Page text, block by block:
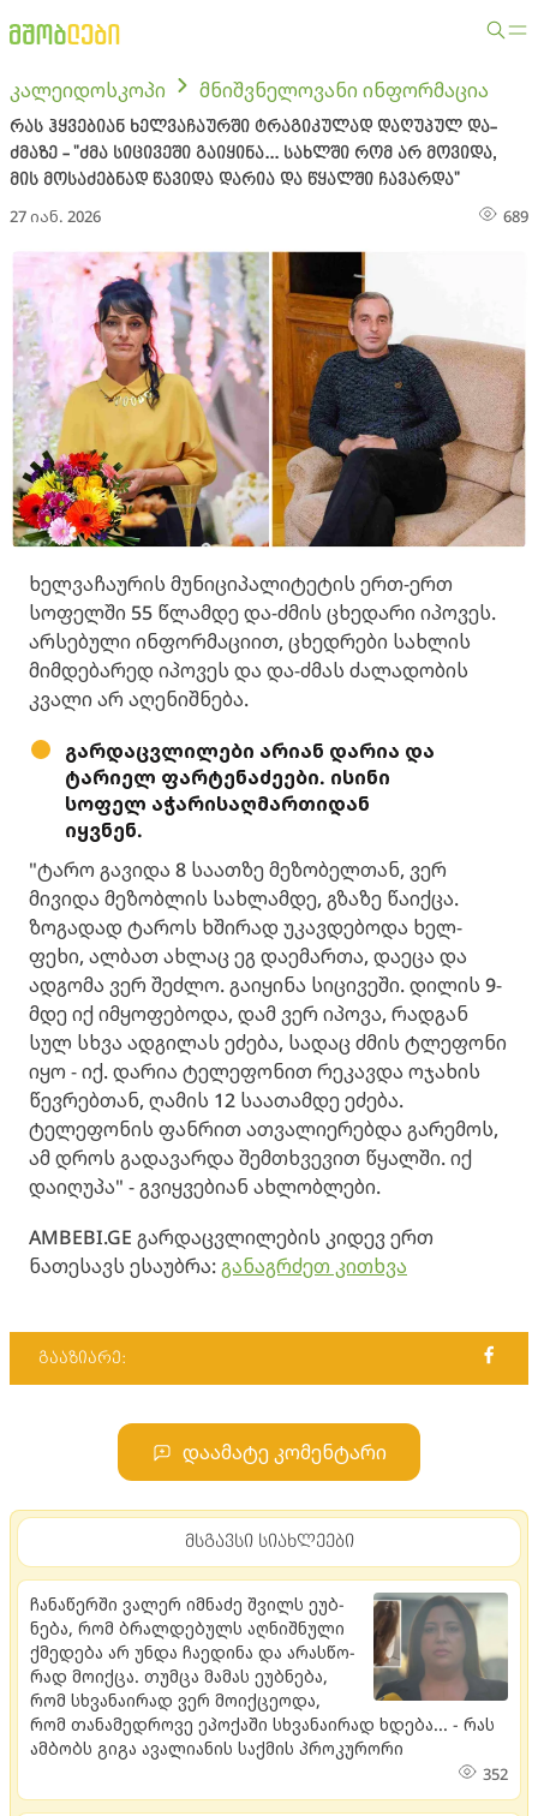
კალეიდოსკოპი მნიშვნელოვანი ინფორმაცია
რას ჰყვებიან ხელვაჩაურში ტრაგიკულად დაღუპულ და-
ძმაზე - "ძმა სიცივეში გაიყინა... სახლში რომ არ მოვიდა,
მის მოსაძებნად წავიდა დარია და წყალში ჩავარდა"
27 იან. 2026 689
ხელვაჩაურის მუნიციპალიტეტის ერთ-ერთ
სოფელში 55 წლამდე და-ძმის ცხედარი იპოვეს.
არსებული ინფორმაციით, ცხედრები სახლის
მიმდებარედ იპოვეს და და-ძმას ძალადობის
კვალი არ აღენიშნება.
გარდაცვლილები არიან დარია და
ტარიელ ფარტენაძეები. ისინი
სოფელ აჭარისაღმართიდან
იყვნენ.
"ტარო გავიდა 8 საათზე მეზობელთან, ვერ
მივიდა მეზობლის სახლამდე, გზაზე წაიქცა.
ზოგადად ტაროს ხშირად უკავდებოდა ხელ-
ფეხი, ალბათ ახლაც ეგ დაემართა, დაეცა და
ადგომა ვერ შეძლო. გაიყინა სიცივეში. დილის 9-
მდე იქ იმყოფებოდა, დამ ვერ იპოვა, რადგან
სულ სხვა ადგილას ეძება, სადაც ძმის ტლეფონი
იყო - იქ. დარია ტელეფონით რეკავდა ოჯახის
წევრებთან, ღამის 12 საათამდე ეძება.
ტელეფონის ფანრით ათვალიერებდა გარემოს,
ამ დროს გადავარდა შემთხვევით წყალში. იქ
დაიღუპა" - გვიყვებიან ახლობლები.
AMBEBI.GE გარდაცვლილების კიდევ ერთ
ნათესავს ესაუბრა:განაგრძეთ კითხვა
გააზიარე:
დაამატე კომენტარი
მსგავსი სიახლეები
ჩა­ნა­წერ­ში ვა­ლერ იმ­ნა­ძე შვილს ეუბ­
ნე­ბა, რომ ბრალ­დე­ბულს აღ­ნიშ­ნუ­ლი
ქმე­დე­ბა არ უნდა ჩა­ე­დი­ნა და არას­წო­
რად მო­იქ­ცა. თუმ­ცა მა­მას ეუბ­ნე­ბა,
რომ სხვა­ნა­ი­რად ვერ მო­იქ­ცე­ო­და,
რომ თა­ნა­მედ­რო­ვე ეპო­ქა­ში სხვა­ნა­ი­რად ხდე­ბა... - რას
ამბობს გიგა ავალიანის საქმის პროკურორი
352